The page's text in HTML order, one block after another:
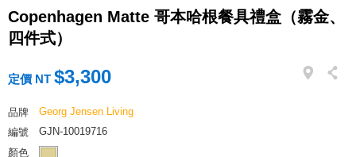
Copenhagen Matte 哥本哈根餐具禮盒（霧金、
四件式）
定價 NT $3,300
品牌
Georg Jensen Living
編號
GJN-10019716
顏色